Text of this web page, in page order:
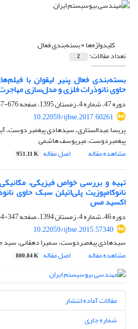
کلیدواژه‌ها =بسته‌بندی فعال
تعداد مقالات: 2
بسته‌بندی فعال پنیر لیقوان با
حاوی نانوذرات فلزی و مدل‌سازی
دوره 47، شماره 4، زمستان 1395، صفحه
676-667
10.22059/ijbse.2017.60261
پریسا عبدالستاری، سیدهادی پیغمبر دوست،
پیغمبردوست، میریوسف هاشمی
مشاهده مقاله
اصل مقاله 951.11 K
تهیه و بررسی خواص فیزیکی،
نانوکامپوزیت پلی‌اتیلن سبک حاوی
اکسید مس
دوره 46، شماره 4، زمستان 1394، صفحه
347-354
10.22059/ijbse.2015.57340
سیدهادی پیغمبردوست، سمیرا دهقانی، سید
مشاهده مقاله
اصل مقاله 800.84 K
مقالات آماده انتشار
شماره جاری